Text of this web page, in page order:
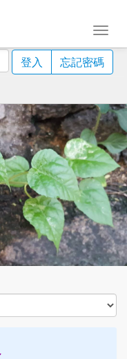
登入
忘記密碼